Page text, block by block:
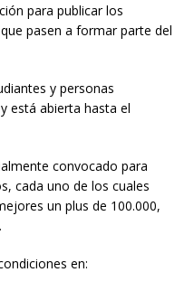
para publicar los
pasen a formar parte del
y personas
está abierta hasta el
convocado para
cada uno de los cuales
un plus de 100.000,
en: